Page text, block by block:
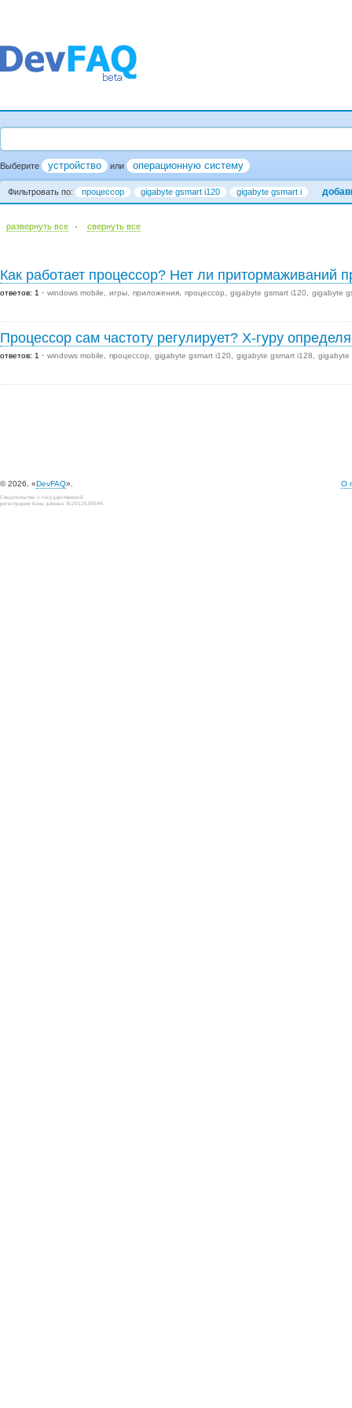
Выберите устройство или операционную систему
Фильтровать по: процессор gigabyte gsmart i120 gigabyte gsmart i
развернуть все · cвернуть все
Как работает процессор? Нет ли притормаживаний
ответов: 1 windows mobile игры приложения процессор gigabyte gsmart i120 gigabyte
Процессор сам частоту регулирует? Х-гуру
ответов: 1 windows mobile процессор gigabyte gsmart i120 gigabyte gsmart i128 gigabyte
© 2026, «DevFAQ». О
Свидетельство о государственной
регистрации базы данных №2012620649.